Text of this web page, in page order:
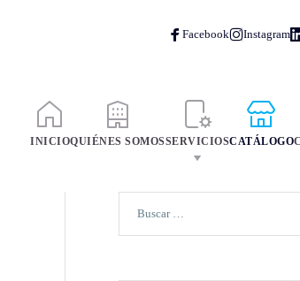
INICIOQUIÉNES SOMOSSERVICIOSCATÁLOGO